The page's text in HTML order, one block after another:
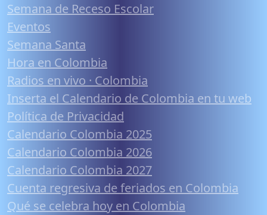
Semana de Receso Escolar
Eventos
Semana Santa
Hora en Colombia
Radios en vivo · Colombia
Inserta el Calendario de Colombia en tu web
Política de Privacidad
Calendario Colombia 2025
Calendario Colombia 2026
Calendario Colombia 2027
Cuenta regresiva de feriados en Colombia
Qué se celebra hoy en Colombia